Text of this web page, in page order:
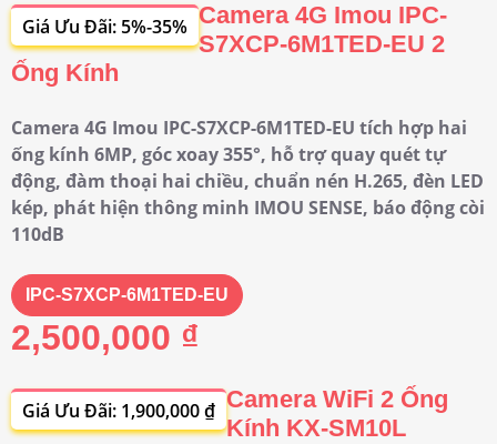
Giá Ưu Đãi: 5%-35% Camera 4G Imou IPC-
S7XCP-6M1TED-EU 2
Ống Kính
Camera 4G Imou IPC-S7XCP-6M1TED-EU tích hợp hai
ống kính 6MP, góc xoay 355°, hỗ trợ quay quét tự
động, đàm thoại hai chiều, chuẩn nén H.265, đèn LED
kép, phát hiện thông minh IMOU SENSE, báo động còi
110dB
IPC-S7XCP-6M1TED-EU
2,500,000 ₫
Giá Ưu Đãi: 1,900,000 ₫ Camera WiFi 2 Ống
Kính KX-SM10L